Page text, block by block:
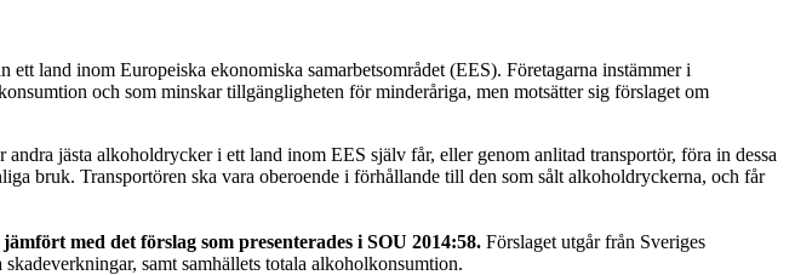
land inom Europeiska ekonomiska samarbetsområdet (EES). Företagarna instämmer i
och som minskar tillgängligheten för minderåriga, men motsätter sig förslaget om
jästa alkoholdrycker i ett land inom EES själv får, eller genom anlitad transportör, föra in dessa
bruk. Transportören ska vara oberoende i förhållande till den som sålt alkoholdryckerna, och får
med det förslag som presenterades i SOU 2014:58. Förslaget utgår från Sveriges
samt samhällets totala alkoholkonsumtion.